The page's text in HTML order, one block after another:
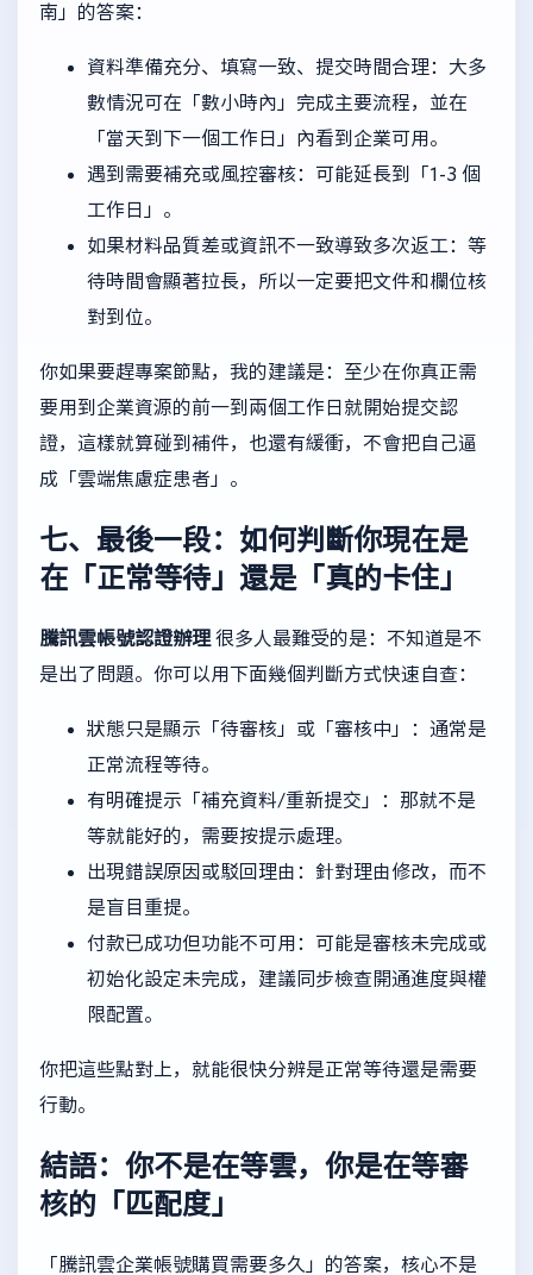
南」的答案：
資料準備充分、填寫一致、提交時間合理：大多
數情況可在「數小時內」完成主要流程，並在
「當天到下一個工作日」內看到企業可用。
遇到需要補充或風控審核：可能延長到「1-3 個
工作日」。
如果材料品質差或資訊不一致導致多次返工：等
待時間會顯著拉長，所以一定要把文件和欄位核
對到位。
你如果要趕專案節點，我的建議是：至少在你真正需
要用到企業資源的前一到兩個工作日就開始提交認
證，這樣就算碰到補件，也還有緩衝，不會把自己逼
成「雲端焦慮症患者」。
七、最後一段：如何判斷你現在是
在「正常等待」還是「真的卡住」
騰訊雲帳號認證辦理 很多人最難受的是：不知道是不
是出了問題。你可以用下面幾個判斷方式快速自查：
狀態只是顯示「待審核」或「審核中」：通常是
正常流程等待。
有明確提示「補充資料/重新提交」：那就不是
等就能好的，需要按提示處理。
出現錯誤原因或駁回理由：針對理由修改，而不
是盲目重提。
付款已成功但功能不可用：可能是審核未完成或
初始化設定未完成，建議同步檢查開通進度與權
限配置。
你把這些點對上，就能很快分辨是正常等待還是需要
行動。
結語：你不是在等雲，你是在等審
核的「匹配度」
「騰訊雲企業帳號購買需要多久」的答案，核心不是